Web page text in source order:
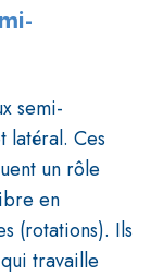
semi-
latéral. Ces
un rôle
en
(rotations). Ils
travaille